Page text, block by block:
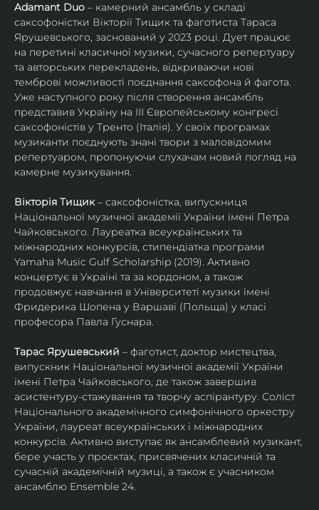
Adamant Duo – камерний ансамбль у складі
саксофоністки Вікторії Тищик та фаготиста Тараса
Ярушевського, заснований у 2023 році. Дует працює
на перетині класичної музики, сучасного репертуару
та авторських перекладень, відкриваючи нові
темброві можливості поєднання саксофона й фагота.
Уже наступного року після створення ансамбль
представив Україну на ІІІ Європейському конгресі
саксофоністів у Тренто (Італія). У своїх програмах
музиканти поєднують знані твори з маловідомим
репертуаром, пропонуючи слухачам новий погляд на
камерне музикування.
Вікторія Тищик – саксофоністка, випускниця
Національної музичної академії України імені Петра
Чайковського. Лауреатка всеукраїнських та
міжнародних конкурсів, стипендіатка програми
Yamaha Music Gulf Scholarship (2019). Активно
концертує в Україні та за кордоном, а також
продовжує навчання в Університеті музики імені
Фридерика Шопена у Варшаві (Польща) у класі
професора Павла Гуснара.
Тарас Ярушевський – фаготист, доктор мистецтва,
випускник Національної музичної академії України
імені Петра Чайковського, де також завершив
асистентуру-стажування та творчу аспірантуру. Соліст
Національного академічного симфонічного оркестру
України, лауреат всеукраїнських і міжнародних
конкурсів. Активно виступає як ансамблевий музикант,
бере участь у проєктах, присвячених класичній та
сучасній академічній музиці, а також є учасником
ансамблю Ensemble 24.